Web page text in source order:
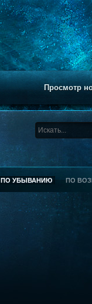
Просмотр
ПО УБЫВАНИЮ ПО